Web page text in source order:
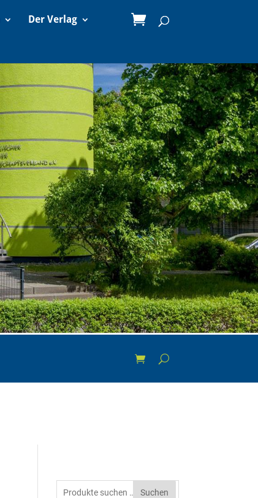
Der Verlag
Suchen
Suchen